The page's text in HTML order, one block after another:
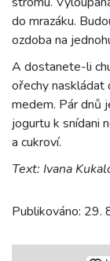
do mrazáku.
ozdoba na
A dostanete-li
ořechy naskládat
medem. Pár dnů
jogurtu k snídani
a cukroví.
Text: Ivana
Publikováno: 29.